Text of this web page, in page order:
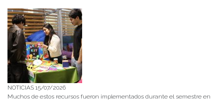
NOTICIAS 15/07/2026
Muchos de estos recursos fueron implementados durante el semestre en